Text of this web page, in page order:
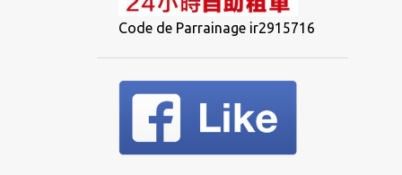
Code de Parrainage ir2915716